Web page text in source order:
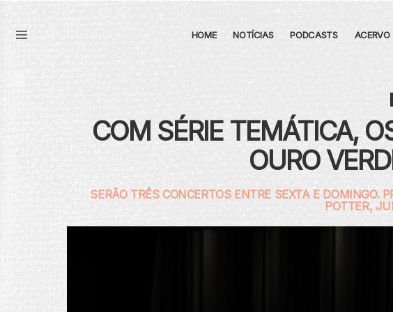
HOME NOTÍCIAS PODCASTS ACERVO
COM SÉRIE TEMÁTICA,
OURO
SERÃO TRÊS CONCERTOS ENTRE SEXTA E
POTTER,